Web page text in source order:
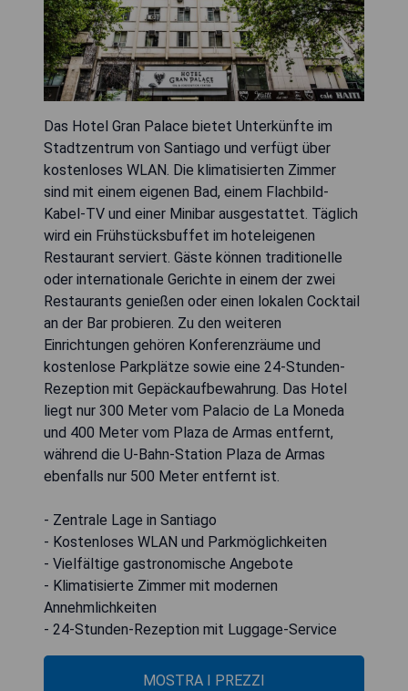
Das Hotel Gran Palace bietet Unterkünfte im
Stadtzentrum von Santiago und verfügt über
kostenloses WLAN. Die klimatisierten Zimmer
sind mit einem eigenen Bad, einem Flachbild-
Kabel-TV und einer Minibar ausgestattet. Täglich
wird ein Frühstücksbuffet im hoteleigenen
Restaurant serviert. Gäste können traditionelle
oder internationale Gerichte in einem der zwei
Restaurants genießen oder einen lokalen Cocktail
an der Bar probieren. Zu den weiteren
Einrichtungen gehören Konferenzräume und
kostenlose Parkplätze sowie eine 24-Stunden-
Rezeption mit Gepäckaufbewahrung. Das Hotel
liegt nur 300 Meter vom Palacio de La Moneda
und 400 Meter vom Plaza de Armas entfernt,
während die U-Bahn-Station Plaza de Armas
ebenfalls nur 500 Meter entfernt ist.
- Zentrale Lage in Santiago
- Kostenloses WLAN und Parkmöglichkeiten
- Vielfältige gastronomische Angebote
- Klimatisierte Zimmer mit modernen
Annehmlichkeiten
- 24-Stunden-Rezeption mit Luggage-Service
MOSTRA I PREZZI